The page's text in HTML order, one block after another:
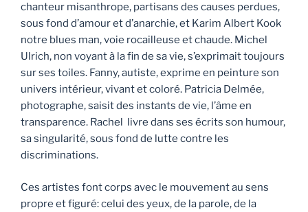
chanteur misanthrope, partisans des causes perdues,
sous fond d’amour et d’anarchie, et Karim Albert Kook
notre blues man, voie rocailleuse et chaude. Michel
Ulrich, non voyant à la fin de sa vie, s’exprimait toujours
sur ses toiles. Fanny, autiste, exprime en peinture son
univers intérieur, vivant et coloré. Patricia Delmée,
photographe, saisit des instants de vie, l’âme en
transparence. Rachel livre dans ses écrits son humour,
sa singularité, sous fond de lutte contre les
discriminations.
Ces artistes font corps avec le mouvement au sens
propre et figuré: celui des yeux, de la parole, de la